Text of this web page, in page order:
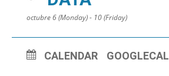
octubre 6 (Monday) - 10 (Friday)
CALENDAR GOOGLECAL